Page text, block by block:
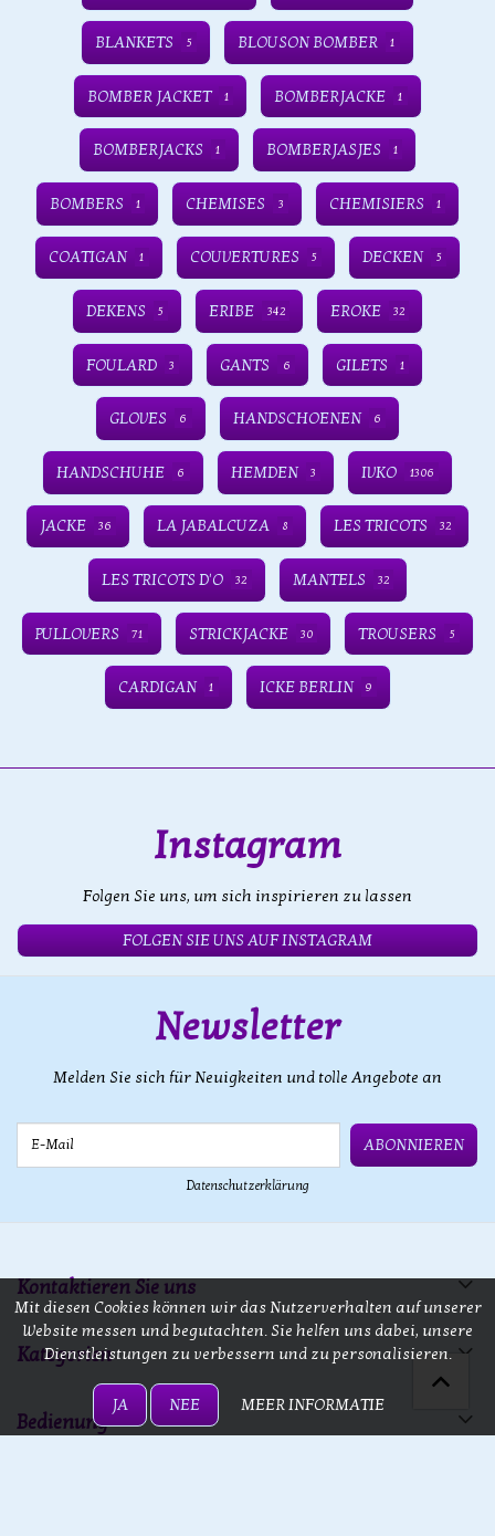
BLANKETS 5 BLOUSON BOMBER 1
BOMBER JACKET 1 BOMBERJACKE 1
BOMBERJACKS 1 BOMBERJASJES 1
BOMBERS 1 CHEMISES 3 CHEMISIERS 1
COATIGAN 1 COUVERTURES 5 DECKEN 5
DEKENS 5 ERIBE 342 EROKE 32
FOULARD 3 GANTS 6 GILETS 1
GLOVES 6 HANDSCHOENEN 6
HANDSCHUHE 6 HEMDEN 3 IVKO 1306
JACKE 36 LA JABALCUZA 8 LES TRICOTS 32
LES TRICOTS D'O 32 MANTELS 32
PULLOVERS 71 STRICKJACKE 30 TROUSERS 5
CARDIGAN 1 ICKE BERLIN 9
Instagram
Folgen Sie uns, um sich inspirieren zu lassen
FOLGEN SIE UNS AUF INSTAGRAM
Newsletter
Melden Sie sich für Neuigkeiten und tolle Angebote an
ABONNIEREN
Datenschutzerklärung
Kontaktieren Sie uns
Kategorien
Bedienung
Mit diesen Cookies können wir das Nutzerverhalten auf unserer
Website messen und begutachten. Sie helfen uns dabei, unsere
Dienstleistungen zu verbessern und zu personalisieren.
JA NEE MEER INFORMATIE